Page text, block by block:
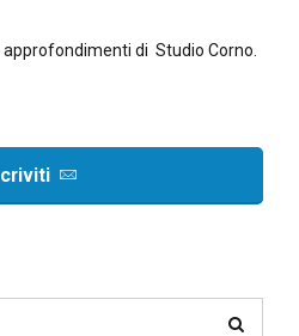
di Studio Corno.